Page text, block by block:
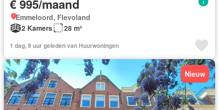
€ 995/maand
Emmeloord, Flevoland
2 Kamers
28 m²
1 dag, 9 uur geleden van Huurwoningen
Nieuw